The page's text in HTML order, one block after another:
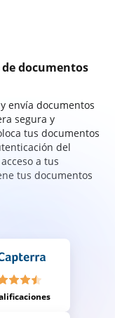
documentos
envía documentos
segura y
tus documentos
del
a tus
tus documentos